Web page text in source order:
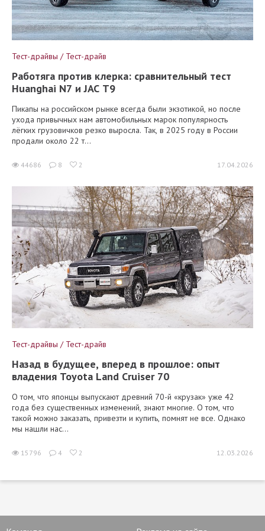
Тест-драйвы / Тест-драйв
Работяга против клерка: сравнительный тест
Huanghai N7 и JAC T9
Пикапы на российском рынке всегда были экзотикой, но после
ухода привычных нам автомобильных марок популярность
лёгких грузовичков резко выросла. Так, в 2025 году в России
продали около 22 т...
44686 8 2 17.04.2026
Тест-драйвы / Тест-драйв
Назад в будущее, вперед в прошлое: опыт
владения Toyota Land Cruiser 70
О том, что японцы выпускают древний 70-й «крузак» уже 42
года без существенных изменений, знают многие. О том, что
такой можно заказать, привезти и купить, помнят не все. Однако
мы нашли нас...
15796 4 2 12.03.2026